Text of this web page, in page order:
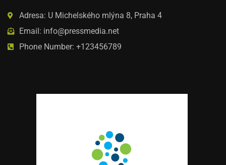
Adresa: U Michelského mlýna 8, Praha 4
Email: info@pressmedia.net
Phone Number: +123456789